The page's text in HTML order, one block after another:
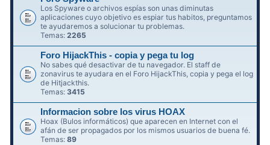
Los Spyware o archivos espías son unas diminutas
aplicaciones cuyo objetivo es espiar tus habitos, preguntamos
te ayudaremos a solucionar tu problemas.
Temas:2265
Foro HijackThis - copia y pega tu log
No sabes qué desactivar de tu navegador. El staff de
zonavirus te ayudara en el Foro HijackThis, copia y pega el log
de Hitjackthis.
Temas: 3415
Informacion sobre los virus HOAX
Hoax (Bulos informáticos) que aparecen en Internet con el
afán de ser propagados por los mismos usuarios de buena fé.
Temas:89